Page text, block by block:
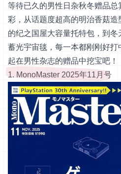
等待已久的男性日杂秋冬赠品
彩，从话题度超高的明治香菇造
的纪之国屋大容量托特包，到
蓄光宇宙毯，每一本都刚刚好
起在男性杂志的赠品中挖宝吧！
1. MonoMaster 2025年11月号